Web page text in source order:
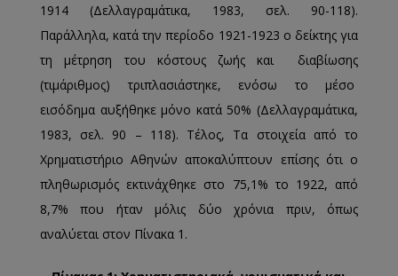
1914 (Δελλαγραμάτικα, 1983, σελ. 90-118).
Παράλληλα, κατά την περίοδο 1921-1923 ο δείκτης για
τη μέτρηση του κόστους ζωής και διαβίωσης
(τιμάριθμος) τριπλασιάστηκε, ενόσω το μέσο
εισόδημα αυξήθηκε μόνο κατά 50% (Δελλαγραμάτικα,
1983, σελ. 90 – 118). Τέλος, Τα στοιχεία από το
Χρηματιστήριο Αθηνών αποκαλύπτουν επίσης ότι ο
πληθωρισμός εκτινάχθηκε στο 75,1% το 1922, από
8,7% που ήταν μόλις δύο χρόνια πριν, όπως
αναλύεται στον Πίνακα 1.